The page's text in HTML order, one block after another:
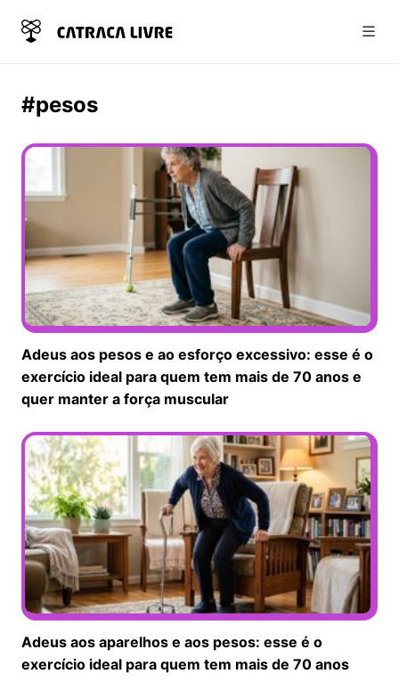
#pesos
Adeus aos pesos e ao esforço excessivo: esse é o
exercício ideal para quem tem mais de 70 anos e
quer manter a força muscular
Adeus aos aparelhos e aos pesos: esse é o
exercício ideal para quem tem mais de 70 anos